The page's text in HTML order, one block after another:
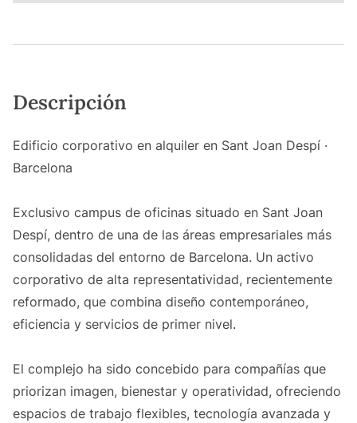
Descripción
Edificio corporativo en alquiler en Sant Joan Despí ·
Barcelona
Exclusivo campus de oficinas situado en Sant Joan
Despí, dentro de una de las áreas empresariales más
consolidadas del entorno de Barcelona. Un activo
corporativo de alta representatividad, recientemente
reformado, que combina diseño contemporáneo,
eficiencia y servicios de primer nivel.
El complejo ha sido concebido para compañías que
priorizan imagen, bienestar y operatividad, ofreciendo
espacios de trabajo flexibles, tecnología avanzada y